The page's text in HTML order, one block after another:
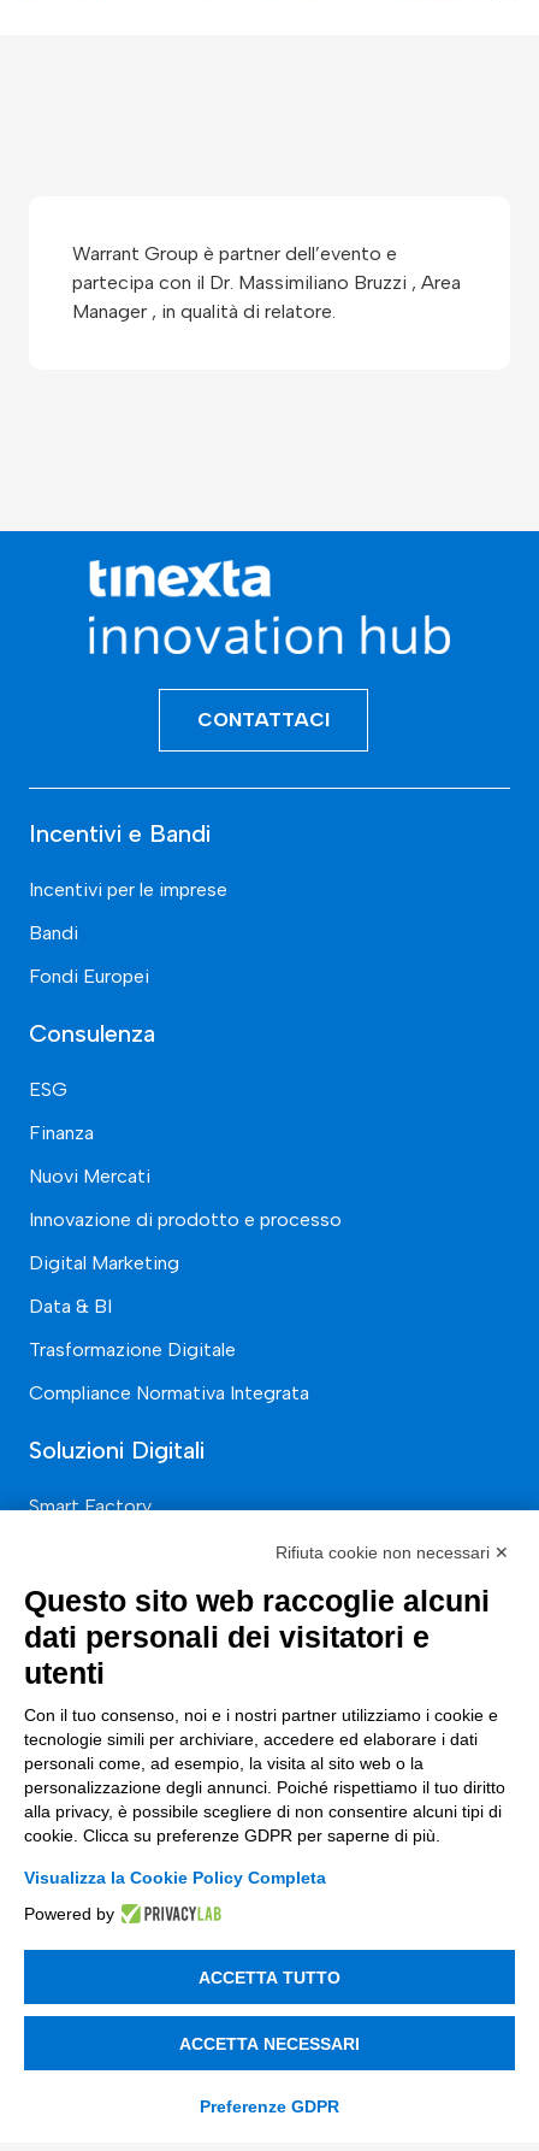
Warrant Group è partner dell’evento e
partecipa con il Dr. Massimiliano Bruzzi , Area
Manager , in qualità di relatore.
CONTATTACI
Incentivi e Bandi
Incentivi per le imprese
Bandi
Fondi Europei
Consulenza
ESG
Finanza
Nuovi Mercati
Innovazione di prodotto e processo
Digital Marketing
Data & BI
Trasformazione Digitale
Compliance Normativa Integrata
Soluzioni Digitali
Smart Factory
Soluzioni Custom
Soluzioni AI
Compliance
Contacts
info@tinextainnovationhub.com
+39 0522 733711
Sede Legale: Corso Mazzini, 11 42015 Correggio (RE)
Società Trasparente
© 2026 Tinexta Innovation Hub S.p.A
Rifiuta cookie non necessari ✕
Questo sito web raccoglie alcuni
dati personali dei visitatori e
utenti
Con il tuo consenso, noi e i nostri partner utilizziamo i cookie e
tecnologie simili per archiviare, accedere ed elaborare i dati
personali come, ad esempio, la visita al sito web o la
personalizzazione degli annunci. Poiché rispettiamo il tuo diritto
alla privacy, è possibile scegliere di non consentire alcuni tipi di
cookie. Clicca su preferenze GDPR per saperne di più.
Visualizza la Cookie Policy Completa
Powered by
ACCETTA TUTTO
ACCETTA NECESSARI
Preferenze GDPR